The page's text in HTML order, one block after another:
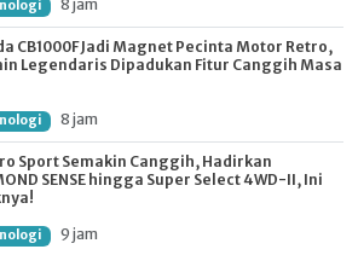
8 jam
CB1000F Jadi Magnet Pecinta Motor Retro,
Legendaris Dipadukan Fitur Canggih Masa
8 jam
Sport Semakin Canggih, Hadirkan
SENSE hingga Super Select 4WD-II, Ini
9 jam